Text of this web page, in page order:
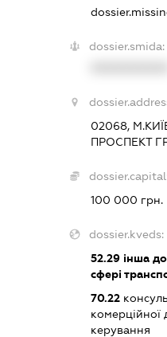
dossier.smida:
02068,
ПРОСПЕКТ
100 000 грн.
dossier.kveds:
52.29 інша
сфері
70.22
комерційної
керування